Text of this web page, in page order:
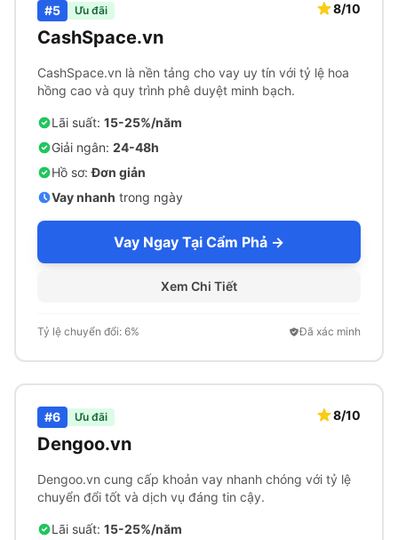
#5 Ưu đãi
CashSpace.vn
8/10
CashSpace.vn là nền tảng cho vay uy tín với tỷ lệ hoa
hồng cao và quy trình phê duyệt minh bạch.
Lãi suất: 15-25%/năm
Giải ngân: 24-48h
Hồ sơ:Đơn giản
Vay nhanh trong ngày
Vay Ngay Tại Cẩm Phả →
Xem Chi Tiết
Tỷ lệ chuyển đổi: 6% Đã xác minh
#6 Ưu đãi
Dengoo.vn
8/10
Dengoo.vn cung cấp khoản vay nhanh chóng với tỷ lệ
chuyển đổi tốt và dịch vụ đáng tin cậy.
Lãi suất: 15-25%/năm